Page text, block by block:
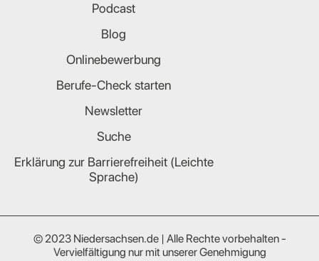
Podcast
Blog
Onlinebewerbung
Berufe-Check starten
Newsletter
Suche
Erklärung zur Barrierefreiheit (Leichte
Sprache)
© 2023 Niedersachsen.de | Alle Rechte vorbehalten -
Vervielfältigung nur mit unserer Genehmigung